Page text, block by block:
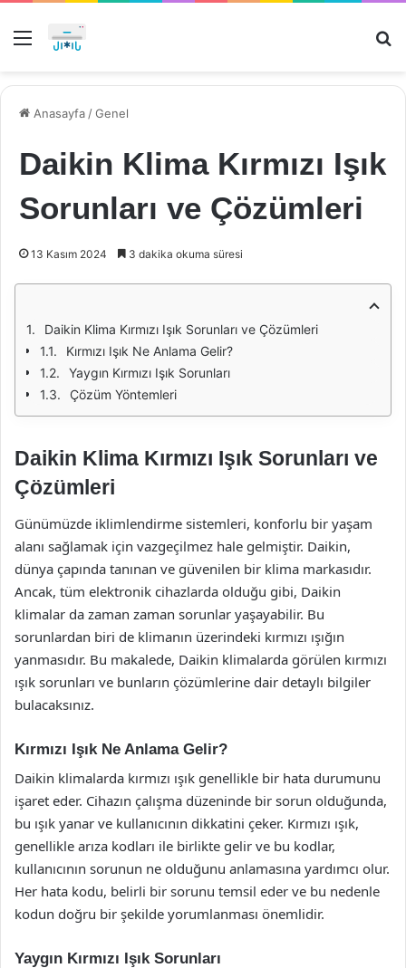
Menü
Anasayfa /Genel
Daikin Klima Kırmızı Işık
Sorunları ve Çözümleri
13 Kasım 2024 3 dakika okuma süresi
Daikin Klima Kırmızı Işık Sorunları ve Çözümleri
Kırmızı Işık Ne Anlama Gelir?
Yaygın Kırmızı Işık Sorunları
Çözüm Yöntemleri
Daikin Klima Kırmızı Işık Sorunları ve
Çözümleri
Günümüzde iklimlendirme sistemleri, konforlu bir yaşam
alanı sağlamak için vazgeçilmez hale gelmiştir. Daikin,
dünya çapında tanınan ve güvenilen bir klima markasıdır.
Ancak, tüm elektronik cihazlarda olduğu gibi, Daikin
klimalar da zaman zaman sorunlar yaşayabilir. Bu
sorunlardan biri de klimanın üzerindeki kırmızı ışığın
yanmasıdır. Bu makalede, Daikin klimalarda görülen kırmızı
ışık sorunları ve bunların çözümlerine dair detaylı bilgiler
bulacaksınız.
Kırmızı Işık Ne Anlama Gelir?
Daikin klimalarda kırmızı ışık genellikle bir hata durumunu
işaret eder. Cihazın çalışma düzeninde bir sorun olduğunda,
bu ışık yanar ve kullanıcının dikkatini çeker. Kırmızı ışık,
genellikle arıza kodları ile birlikte gelir ve bu kodlar,
kullanıcının sorunun ne olduğunu anlamasına yardımcı olur.
Her hata kodu, belirli bir sorunu temsil eder ve bu nedenle
kodun doğru bir şekilde yorumlanması önemlidir.
Yaygın Kırmızı Işık Sorunları